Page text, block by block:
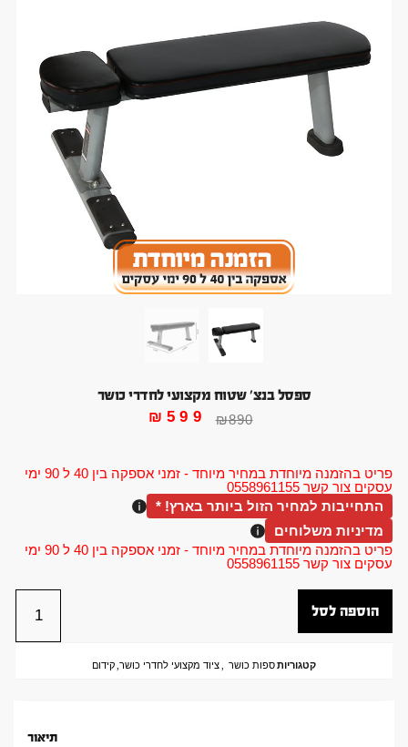
פריט בהזמנה מיוחדת במחיר מיוחד - זמני אספקה בין 40 ל 90 ימי
עסקים צור קשר 0558961155
ספסל בנצ' שטוח מקצועי לחדרי כושר
₪890
₪ 599
התחייבות למחיר הזול ביותר בארץ! *
מדיניות משלוחים
פריט בהזמנה מיוחדת במחיר מיוחד - זמני אספקה בין 40 ל 90 ימי
עסקים צור קשר 0558961155
הוספה לסל
קטגוריותספות כושר ,ציוד מקצועי לחדרי כושר,קידום
תיאור